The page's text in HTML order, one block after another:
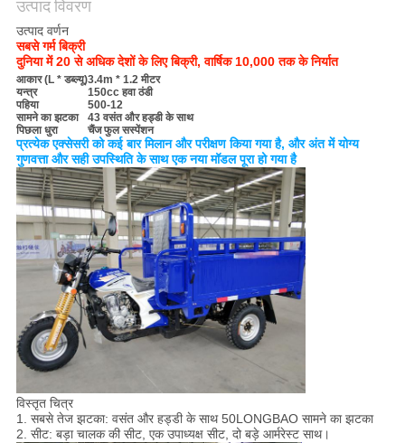
साइटमैप
PRIVACY
POLICY
उत्पाद विवरण
उत्पाद वर्णन
सबसे गर्म बिक्री
दुनिया में 20 से अधिक देशों के लिए बिक्री, वार्षिक 10,000 तक के निर्यात
आकार (L * डब्ल्यू)3.4m * 1.2 मीटर
यन्त्र
150cc हवा ठंडी
पहिया
500-12
सामने का झटका
43 वसंत और हड्डी के साथ
पिछला धुरा
चैंज फुल सस्पेंशन
प्रत्येक एक्सेसरी को कई बार मिलान और परीक्षण किया गया है, और अंत में योग्य
गुणवत्ता और सही उपस्थिति के साथ एक नया मॉडल पूरा हो गया है
विस्तृत चित्र
1. सबसे तेज झटका: वसंत और हड्डी के साथ 50LONGBAO सामने का झटका
2. सीट: बड़ा चालक की सीट, एक उपाध्यक्ष सीट, दो बड़े आर्मरेस्ट साथ।